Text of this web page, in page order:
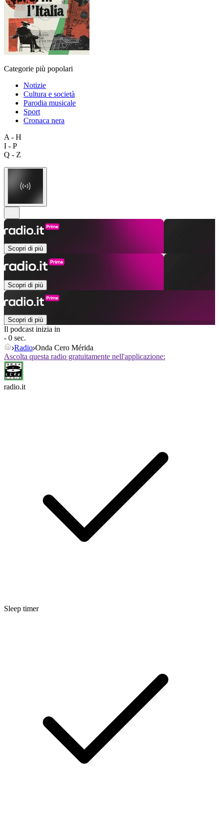
Categorie più popolari
Notizie
Cultura e società
Parodia musicale
Sport
Cronaca nera
A - H
I - P
Q - Z
Scopri di più
Scopri di più
Scopri di più
Il podcast inizia in
- 0 sec.
Radio Onda Cero Mérida
Ascolta questa radio gratuitamente nell'applicazione:
radio.it
Sleep timer